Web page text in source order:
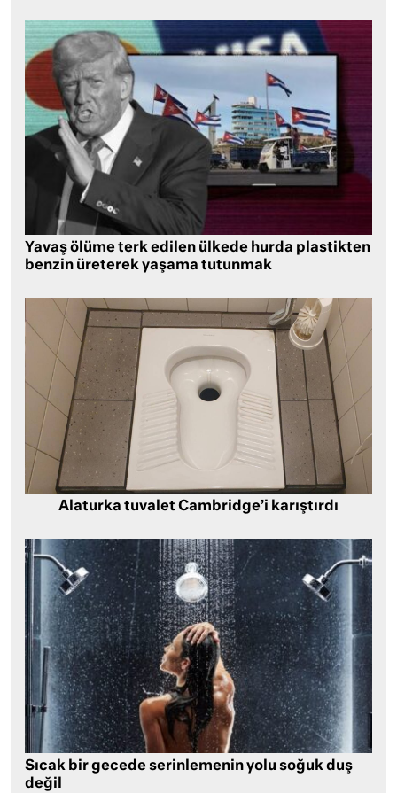
Yavaş ölüme terk edilen ülkede hurda plastikten
benzin üreterek yaşama tutunmak
Alaturka tuvalet Cambridge’i karıştırdı
Sıcak bir gecede serinlemenin yolu soğuk duş
değil